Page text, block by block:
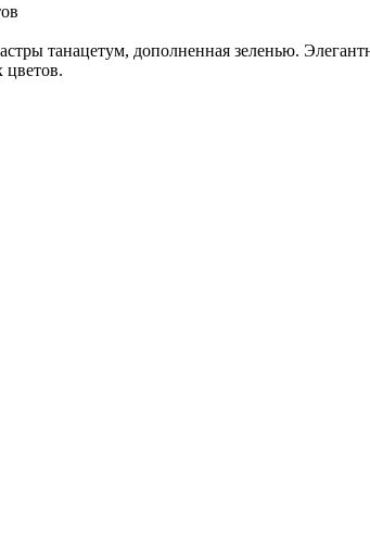
танацетум, дополненная зеленью.
цветов.